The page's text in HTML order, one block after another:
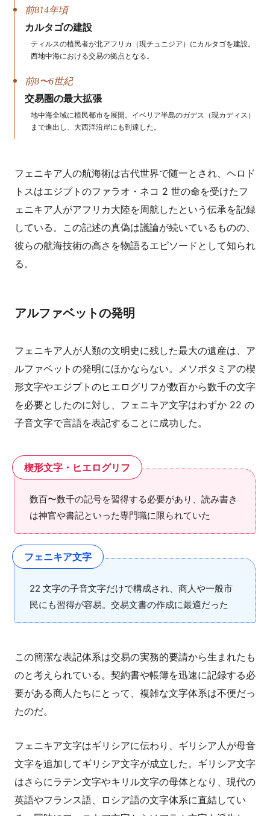
前814年頃
カルタゴの建設
ティルスの植民者が北アフリカ（現チュニジア）にカルタゴを建設。
西地中海における交易の拠点となる。
前8〜6世紀
交易圏の最大拡張
地中海全域に植民都市を展開。イベリア半島のガデス（現カディス）
まで進出し、大西洋沿岸にも到達した。
フェニキア人の航海術は古代世界で随一とされ、ヘロド
トスはエジプトのファラオ・ネコ 2 世の命を受けたフ
ェニキア人がアフリカ大陸を周航したという伝承を記録
している。この記述の真偽は議論が続いているものの、
彼らの航海技術の高さを物語るエピソードとして知られ
る。
アルファベットの発明
フェニキア人が人類の文明史に残した最大の遺産は、ア
ルファベットの発明にほかならない。メソポタミアの楔
形文字やエジプトのヒエログリフが数百から数千の文字
を必要としたのに対し、フェニキア文字はわずか 22 の
子音文字で言語を表記することに成功した。
楔形文字・ヒエログリフ
数百〜数千の記号を習得する必要があり、読み書き
は神官や書記といった専門職に限られていた
フェニキア文字
22 文字の子音文字だけで構成され、商人や一般市
民にも習得が容易。交易文書の作成に最適だった
この簡潔な表記体系は交易の実務的要請から生まれたも
のと考えられている。契約書や帳簿を迅速に記録する必
要がある商人たちにとって、複雑な文字体系は不便だっ
たのだ。
フェニキア文字はギリシアに伝わり、ギリシア人が母音
文字を追加してギリシア文字が成立した。ギリシア文字
はさらにラテン文字やキリル文字の母体となり、現代の
英語やフランス語、ロシア語の文字体系に直結してい